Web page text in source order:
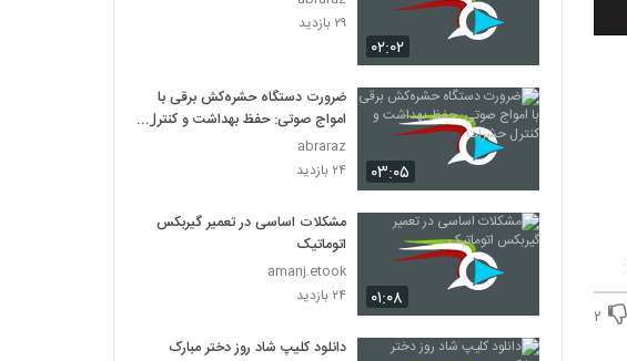
۲
۰۲:۰۲
۲۹ بازدید
۰۳:۰۵
ضرورت دستگاه حشره‌کش برقی با
امواج صوتی: حفظ بهداشت و کنترل
حشرات
abraraz
۲۴ بازدید
۰۱:۰۸
مشکلات اساسی در تعمیر گیربکس
اتوماتیک
amanj.etook
۲۴ بازدید
دانلود کلیپ شاد روز دختر مبارک